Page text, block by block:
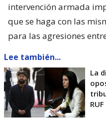
intervención armada
que se haga con las
para las agresiones
Lee también...
La
RUF